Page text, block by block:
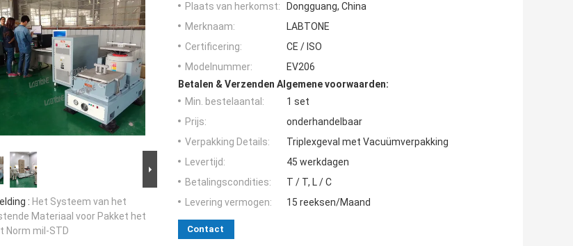
: Het Systeem van het
Materiaal voor Pakket het
Norm mil-STD
Plaats van herkomst:
Dongguang, China
Merknaam:
LABTONE
Certificering:
CE / ISO
Modelnummer:
EV206
Betalen & Verzenden Algemene voorwaarden:
Min. bestelaantal:
1 set
Prijs:
onderhandelbaar
Verpakking Details:
Triplexgeval met Vacuümverpakking
Levertijd:
45 werkdagen
Betalingscondities:
T / T, L / C
Levering vermogen:
15 reeksen/Maand
Contact